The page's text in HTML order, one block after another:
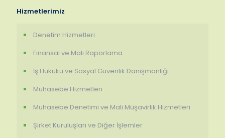
Hizmetlerimiz
Denetim Hizmetleri
Finansal ve Mali Raporlama
İş Hukuku ve Sosyal Güvenlik Danışmanlığı
Muhasebe Hizmetleri
Muhasebe Denetimi ve Mali Müşavirlik Hizmetleri
Şirket Kuruluşları ve Diğer İşlemler